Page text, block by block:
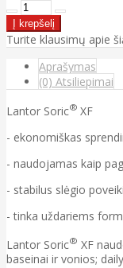
Turite klausimų apie
Aprašymas
(0) Atsiliepimai
Lantor Soric® XF
- ekonomiškas
- naudojamas kaip
- stabilus slėgio
- tinka uždariems
Lantor Soric® XF
baseinai ir vonios;